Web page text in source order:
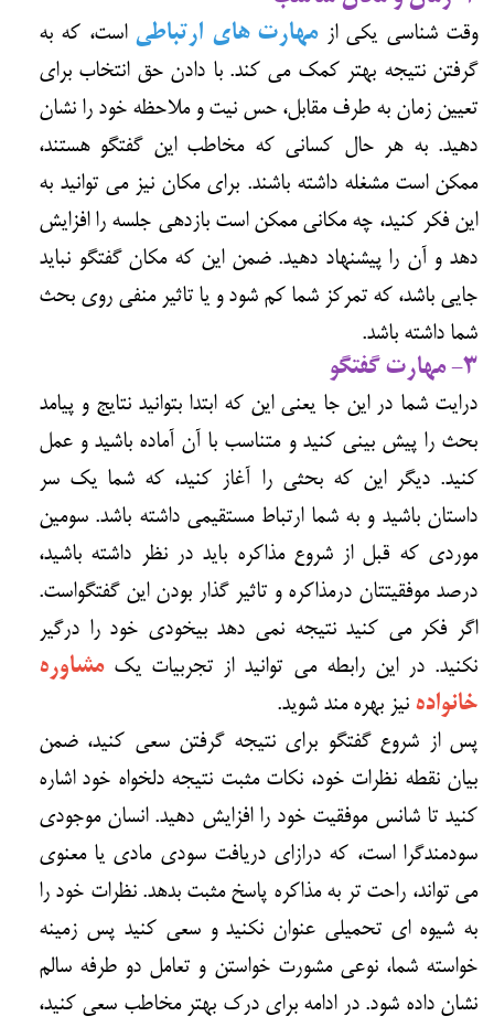
وقت شناسی یکی ازمهارت های ارتباطی است، که به
گرفتن نتیجه بهتر کمک می کند. با دادن حق انتخاب برای
تعیین زمان به طرف مقابل، حس نیت و ملاحظه خود را نشان
دهید. به هر حال کسانی که مخاطب این گفتگو هستند،
ممکن است مشغله داشته باشند. برای مکان نیز می توانید به
این فکر کنید، چه مکانی ممکن است بازدهی جلسه را افزایش
دهد و آن را پیشنهاد دهید. ضمن این که مکان گفتگو نباید
جایی باشد، که تمرکز شما کم شود و یا تاثیر منفی روی بحث
شما داشته باشد.
3- مهارت گفتگو
درایت شما در این جا یعنی این که ابتدا بتوانید نتایج و پیامد
بحث را پیش بینی کنید و متناسب با آن آماده باشید و عمل
کنید. دیگر این که بحثی را آغاز کنید، که شما یک سر
داستان باشید و به شما ارتباط مستقیمی داشته باشد. سومین
موردی که قبل از شروع مذاکره باید در نظر داشته باشید،
درصد موفقیتتان درمذاکره و تاثیر گذار بودن این گفتگواست.
اگر فکر می کنید نتیجه نمی دهد بیخودی خود را درگیر
نکنید. در این رابطه می توانید از تجربیات یکمشاوره
خانواده نیز بهره مند شوید.
پس از شروع گفتگو برای نتیجه گرفتن سعی کنید، ضمن
بیان نقطه نظرات خود، نکات مثبت نتیجه دلخواه خود اشاره
کنید تا شانس موفقیت خود را افزایش دهید. انسان موجودی
سودمندگرا است، که درازای دریافت سودی مادی یا معنوی
می تواند، راحت تر به مذاکره پاسخ مثبت بدهد. نظرات خود را
به شیوه ای تحمیلی عنوان نکنید و سعی کنید پس زمینه
خواسته شما، نوعی مشورت خواستن و تعامل دو طرفه سالم
نشان داده شود. در ادامه برای درک بهتر مخاطب سعی کنید،